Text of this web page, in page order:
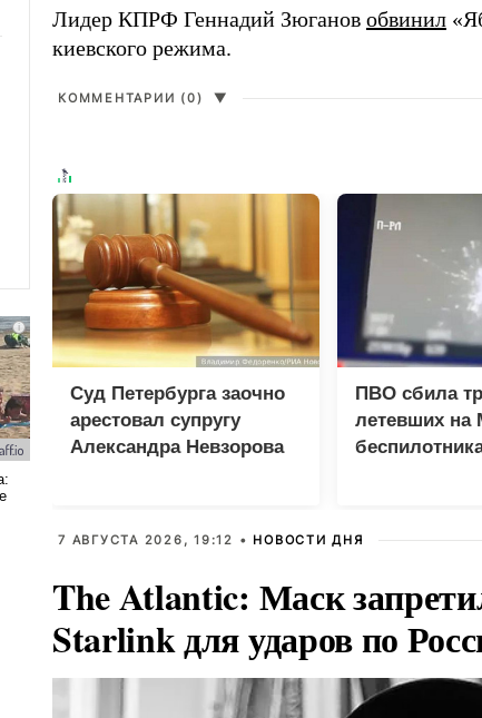
Лидер КПРФ Геннадий Зюганов обвинил
киевского режима.
КОММЕНТАРИИ (0) ▼
Суд Петербурга заочно
арестовал супругу
Александра Невзорова
ПВО сбила
летевших на
7 АВГУСТА 2026, 19:12 • НОВОСТИ ДНЯ
The Atlantic: Маск
Starlink для ударов по